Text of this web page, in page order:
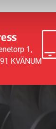
1,
KVÄNUM